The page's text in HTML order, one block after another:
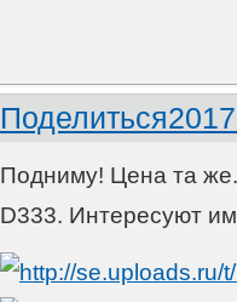
Поделиться
Подниму! Цена та
D333. Интересуют